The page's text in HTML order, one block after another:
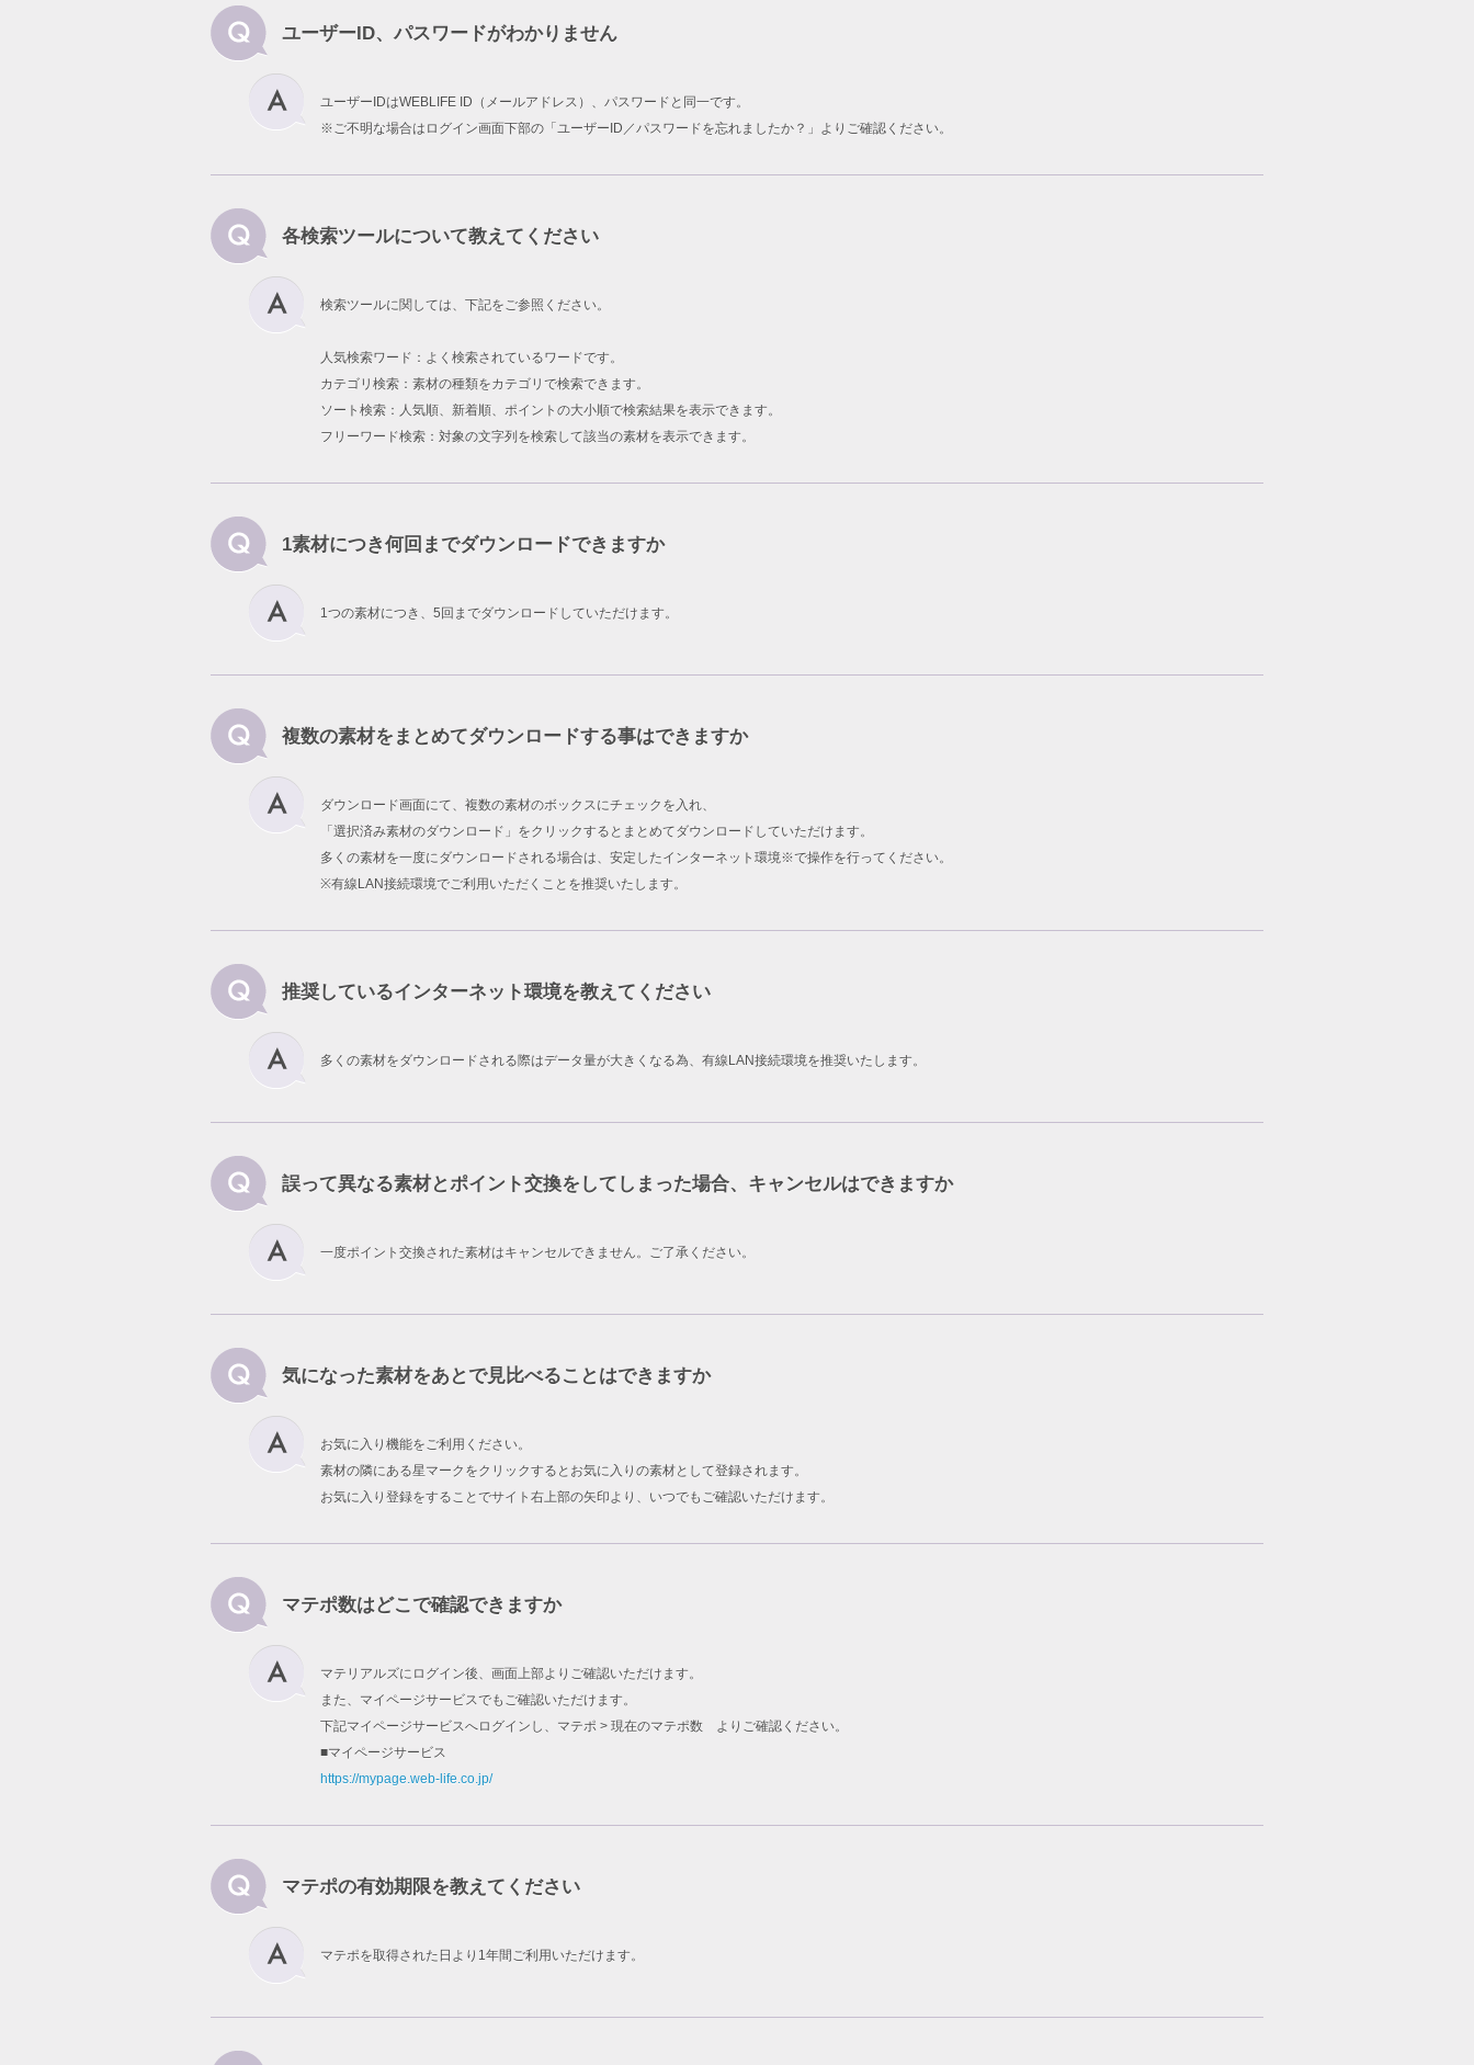
ユーザーID、パスワードがわかりません
ユーザーIDはWEBLIFE ID（メールアドレス）、パスワードと同一です。
※ご不明な場合はログイン画面下部の「ユーザーID／パスワードを忘れましたか？」よりご確認ください。
各検索ツールについて教えてください
検索ツールに関しては、下記をご参照ください。
人気検索ワード：よく検索されているワードです。
カテゴリ検索：素材の種類をカテゴリで検索できます。
ソート検索：人気順、新着順、ポイントの大小順で検索結果を表示できます。
フリーワード検索：対象の文字列を検索して該当の素材を表示できます。
1素材につき何回までダウンロードできますか
1つの素材につき、5回までダウンロードしていただけます。
複数の素材をまとめてダウンロードする事はできますか
ダウンロード画面にて、複数の素材のボックスにチェックを入れ、
「選択済み素材のダウンロード」をクリックするとまとめてダウンロードしていただけます。
多くの素材を一度にダウンロードされる場合は、安定したインターネット環境※で操作を行ってください。
※有線LAN接続環境でご利用いただくことを推奨いたします。
推奨しているインターネット環境を教えてください
多くの素材をダウンロードされる際はデータ量が大きくなる為、有線LAN接続環境を推奨いたします。
誤って異なる素材とポイント交換をしてしまった場合、キャンセルはできますか
一度ポイント交換された素材はキャンセルできません。ご了承ください。
気になった素材をあとで見比べることはできますか
お気に入り機能をご利用ください。
素材の隣にある星マークをクリックするとお気に入りの素材として登録されます。
お気に入り登録をすることでサイト右上部の矢印より、いつでもご確認いただけます。
マテポ数はどこで確認できますか
マテリアルズにログイン後、画面上部よりご確認いただけます。
また、マイページサービスでもご確認いただけます。
下記マイページサービスへログインし、マテポ > 現在のマテポ数 よりご確認ください。
■マイページサービス
https://mypage.web-life.co.jp/
マテポの有効期限を教えてください
マテポを取得された日より1年間ご利用いただけます。